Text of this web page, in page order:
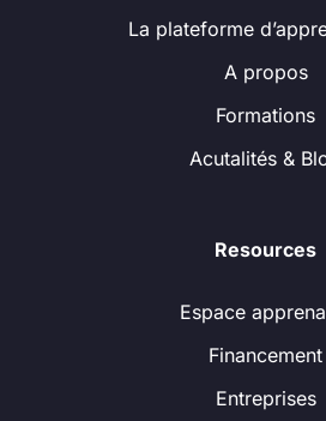
La plateforme
A propos
Formations
Acutalités &
Resources
Espace
Financement
Entreprises